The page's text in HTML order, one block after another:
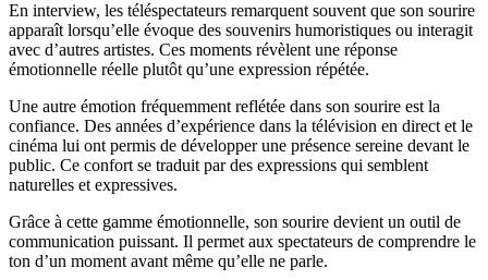
En interview, les téléspectateurs remarquent souvent que son sourire
apparaît lorsqu’elle évoque des souvenirs humoristiques ou interagit
avec d’autres artistes. Ces moments révèlent une réponse
émotionnelle réelle plutôt qu’une expression répétée.
Une autre émotion fréquemment reflétée dans son sourire est la
confiance. Des années d’expérience dans la télévision en direct et le
cinéma lui ont permis de développer une présence sereine devant le
public. Ce confort se traduit par des expressions qui semblent
naturelles et expressives.
Grâce à cette gamme émotionnelle, son sourire devient un outil de
communication puissant. Il permet aux spectateurs de comprendre le
ton d’un moment avant même qu’elle ne parle.